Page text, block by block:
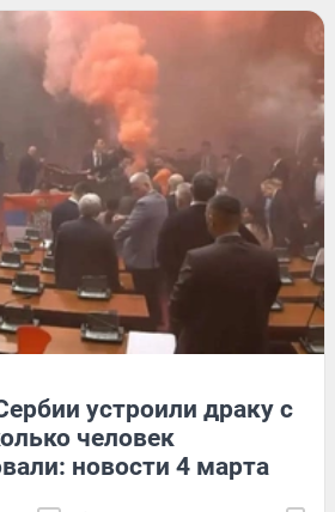
устроили драку с
человек
новости 4 марта